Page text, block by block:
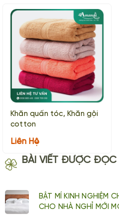
Khăn quấn tóc, Khăn gội
cotton
Liên Hệ
BÀI VIẾT ĐƯỢC ĐỌC
BẬT MÍ KINH NGHIỆM
CHO NHÀ NGHỈ MỚI